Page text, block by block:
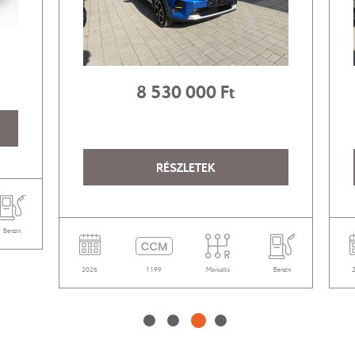
Benzin
8‍ ‍530‍ ‍000 Ft
RÉSZLETEK
2026 1199 Manuális Benzin